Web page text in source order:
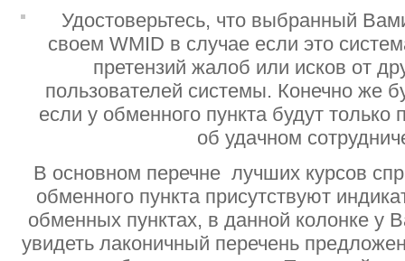
Удостоверьтесь, что выбранный
своем WMID в случае если это
претензий жалоб или исков от
пользователей системы. Конечно же
если у обменного пункта будут
об удачном
В основном перечне лучших курсов
обменного пункта присутствуют
обменных пунктах, в данной колонке у
увидеть лаконичный перечень